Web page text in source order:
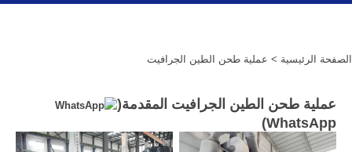
الصفحة الرئيسية > عملية طحن الطين الجرافيت
عملية طحن الطين الجرافيت المقدمة(
WhatsApp
)